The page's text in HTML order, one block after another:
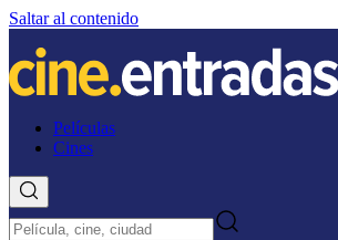
Saltar al contenido
Películas
Cines